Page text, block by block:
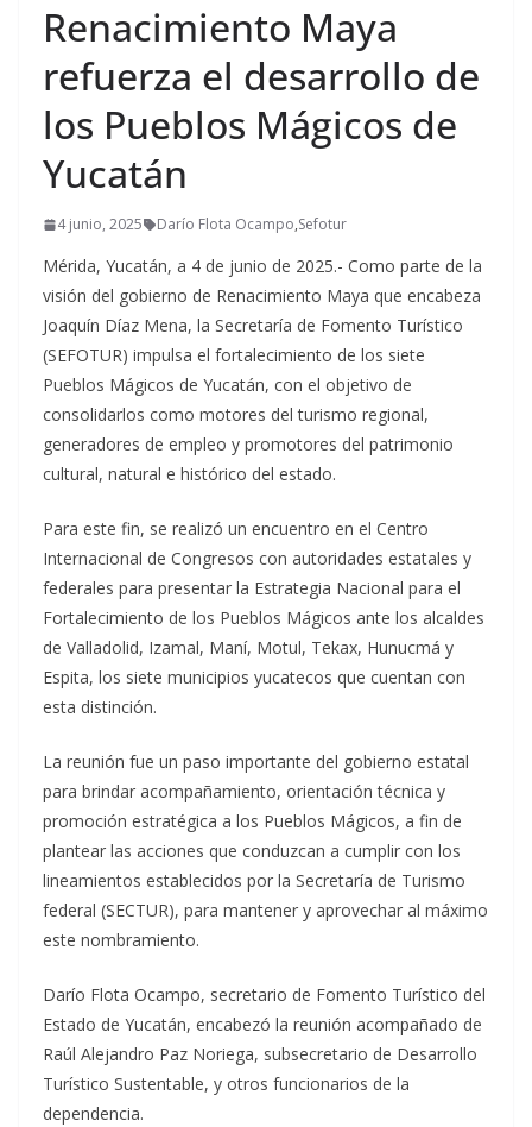
Renacimiento Maya
refuerza el desarrollo de
los Pueblos Mágicos de
Yucatán
4 junio, 2025 Darío Flota Ocampo,Sefotur
Mérida, Yucatán, a 4 de junio de 2025.- Como parte de la
visión del gobierno de Renacimiento Maya que encabeza
Joaquín Díaz Mena, la Secretaría de Fomento Turístico
(SEFOTUR) impulsa el fortalecimiento de los siete
Pueblos Mágicos de Yucatán, con el objetivo de
consolidarlos como motores del turismo regional,
generadores de empleo y promotores del patrimonio
cultural, natural e histórico del estado.
Para este fin, se realizó un encuentro en el Centro
Internacional de Congresos con autoridades estatales y
federales para presentar la Estrategia Nacional para el
Fortalecimiento de los Pueblos Mágicos ante los alcaldes
de Valladolid, Izamal, Maní, Motul, Tekax, Hunucmá y
Espita, los siete municipios yucatecos que cuentan con
esta distinción.
La reunión fue un paso importante del gobierno estatal
para brindar acompañamiento, orientación técnica y
promoción estratégica a los Pueblos Mágicos, a fin de
plantear las acciones que conduzcan a cumplir con los
lineamientos establecidos por la Secretaría de Turismo
federal (SECTUR), para mantener y aprovechar al máximo
este nombramiento.
Darío Flota Ocampo, secretario de Fomento Turístico del
Estado de Yucatán, encabezó la reunión acompañado de
Raúl Alejandro Paz Noriega, subsecretario de Desarrollo
Turístico Sustentable, y otros funcionarios de la
dependencia.